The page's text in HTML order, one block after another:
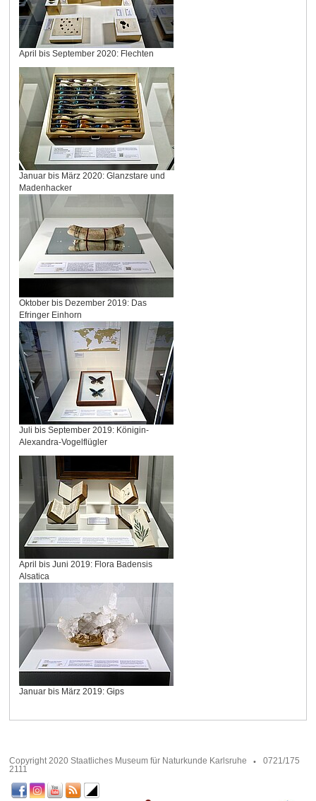
April bis September 2020: Flechten
Januar bis März 2020: Glanzstare und
Madenhacker
Oktober bis Dezember 2019: Das
Efringer Einhorn
Juli bis September 2019: Königin-
Alexandra-Vogelflügler
April bis Juni 2019: Flora Badensis
Alsatica
Januar bis März 2019: Gips
Copyright 2020 Staatliches Museum für Naturkunde Karlsruhe
0721/175
2111